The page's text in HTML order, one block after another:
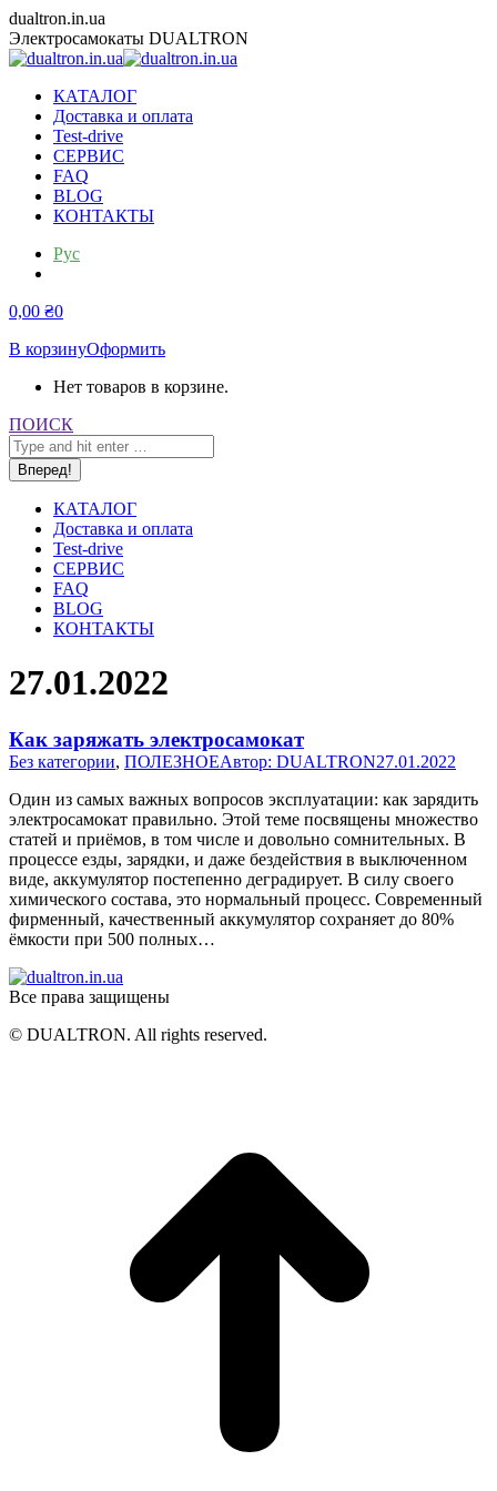
Перейти
к
содержанию
dualtron.in.ua
Электросамокаты DUALTRON
КАТАЛОГ
Доставка и оплата
Test-drive
СЕРВИС
FAQ
BLOG
КОНТАКТЫ
Рус
0,00 ₴0
В корзинуОформить
Нет товаров в корзине.
Поиск:
ПОИСК
КАТАЛОГ
Доставка и оплата
Test-drive
СЕРВИС
FAQ
BLOG
КОНТАКТЫ
27.01.2022
Как заряжать электросамокат
Без категории, ПОЛЕЗНОЕАвтор: DUALTRON27.01.2022
Один из самых важных вопросов эксплуатации: как зарядить
электросамокат правильно. Этой теме посвящены множество
статей и приёмов, в том числе и довольно сомнительных. В
процессе езды, зарядки, и даже бездействия в выключенном
виде, аккумулятор постепенно деградирует. В силу своего
химического состава, это нормальный процесс. Современный
фирменный, качественный аккумулятор сохраняет до 80%
ёмкости при 500 полных…
Все права защищены
© DUALTRON. All rights reserved.